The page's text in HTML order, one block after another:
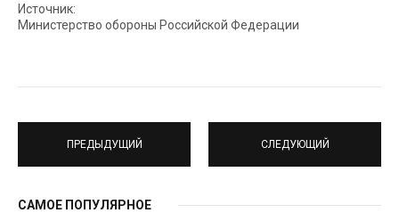
Источник:
Министерство обороны Российской Федерации
ПРЕДЫДУЩИЙ СЛЕДУЮЩИЙ
САМОЕ ПОПУЛЯРНОЕ